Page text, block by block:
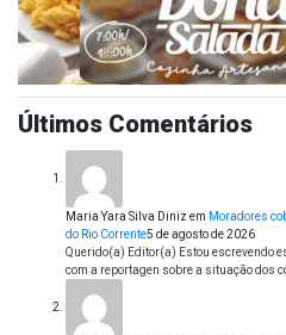
Últimos Comentários
Maria Yara Silva Diniz em Moradores
do Rio Corrente5 de agosto de 2026
Querido(a) Editor(a) Estou escrevendo
com a reportagen sobre a situação dos